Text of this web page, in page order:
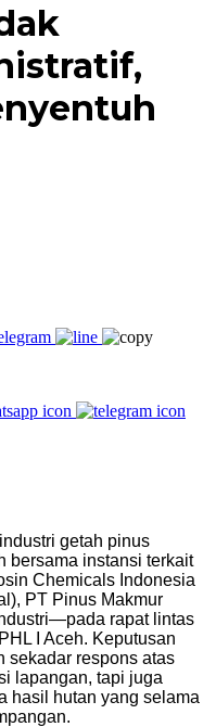
getah pinus
bersama instansi terkait
Chemicals Indonesia
PT Pinus Makmur
rapat lintas
I Aceh. Keputusan
sekadar respons atas
lapangan, tapi juga
hasil hutan yang selama